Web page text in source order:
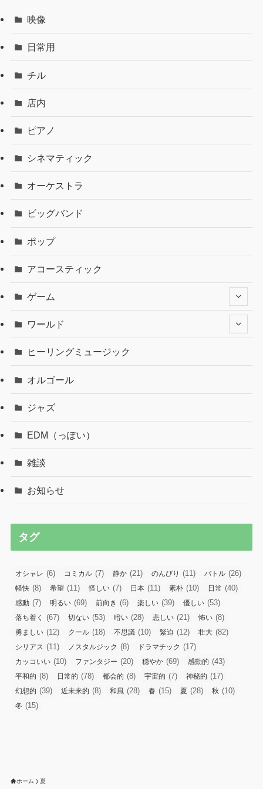
映像
日常用
チル
店内
ピアノ
シネマティック
オーケストラ
ビッグバンド
ポップ
アコースティック
ゲーム
ワールド
ヒーリングミュージック
オルゴール
ジャズ
EDM（っぽい）
雑談
お知らせ
タグ
オシャレ (6) コミカル (7) 静か (21) のんびり (11) バトル (26)
軽快 (8) 希望 (11) 怪しい (7) 日本 (11) 素朴 (10) 日常 (40)
感動 (7) 明るい (69) 前向き (6) 楽しい (39) 優しい (53)
落ち着く (67) 切ない (53) 暗い (28) 悲しい (21) 怖い (8)
勇ましい (12) クール (18) 不思議 (10) 緊迫 (12) 壮大 (82)
シリアス (11) ノスタルジック (8) ドラマチック (17)
カッコいい (10) ファンタジー (20) 穏やか (69) 感動的 (43)
平和的 (8) 日常的 (78) 都会的 (8) 宇宙的 (7) 神秘的 (17)
幻想的 (39) 近未来的 (8) 和風 (28) 春 (15) 夏 (28) 秋 (10)
冬 (15)
ホーム 夏